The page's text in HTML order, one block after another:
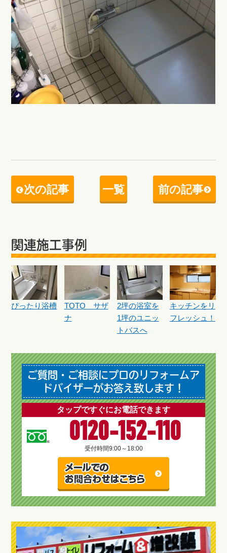
次の記事 一覧 前の記事
関連施工事例
ぴったり浴槽
TOTO サザ
ナ
2坪の浴室を
1坪のユニッ
トバスへ
キッチンをリ
フレッシュ！
ご質問・ご相談にプロのリフォームア
ドバイザーがお答え致します！
タップですぐにお電話できます
0120-152-110
受付時間9:00～18:00